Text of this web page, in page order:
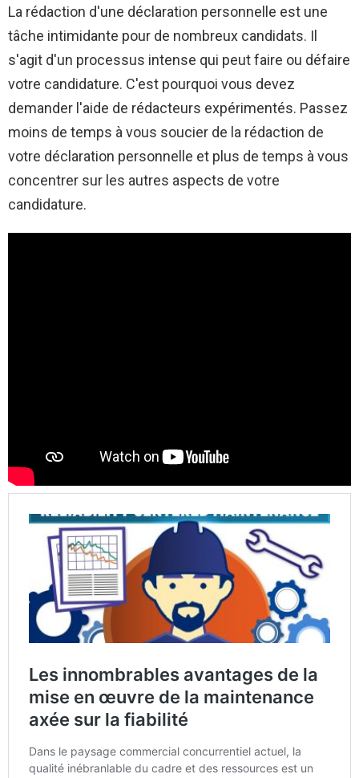
La rédaction d'une déclaration personnelle est une
tâche intimidante pour de nombreux candidats. Il
s'agit d'un processus intense qui peut faire ou défaire
votre candidature. C'est pourquoi vous devez
demander l'aide de rédacteurs expérimentés. Passez
moins de temps à vous soucier de la rédaction de
votre déclaration personnelle et plus de temps à vous
concentrer sur les autres aspects de votre
candidature.